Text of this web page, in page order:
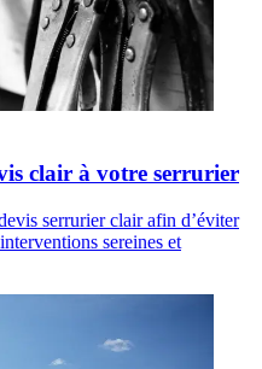
clair à votre serrurier
serrurier clair afin d’éviter
sereines et